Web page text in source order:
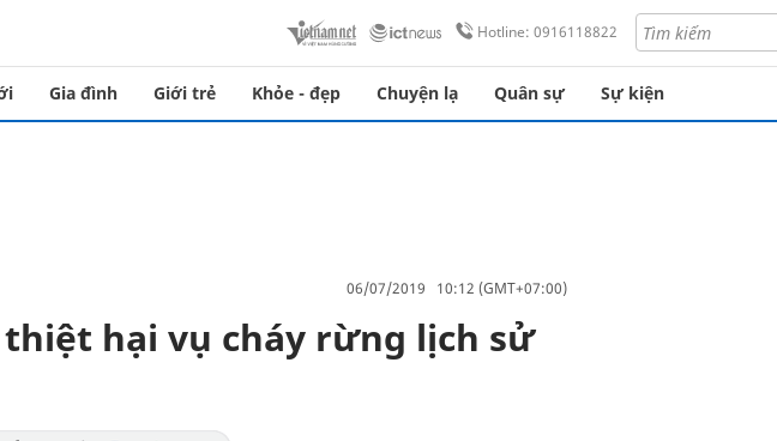
Hotline: 0916118822
Gia đình Giới trẻ Khỏe - đẹp Chuyện lạ Quân sự Sự kiện
06/07/2019 10:12 (GMT+07:00)
hại vụ cháy rừng lịch sử